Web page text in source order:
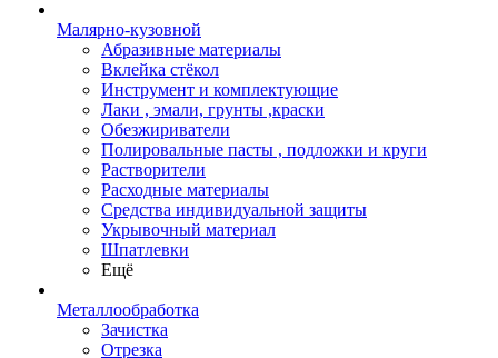
Малярно-кузовной
Абразивные материалы
Вклейка стёкол
Инструмент и комплектующие
Лаки , эмали, грунты ,краски
Обезжириватели
Полировальные пасты , подложки и круги
Растворители
Расходные материалы
Средства индивидуальной защиты
Укрывочный материал
Шпатлевки
Ещё
Металлообработка
Зачистка
Отрезка